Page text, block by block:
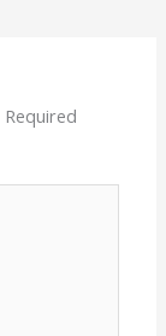
Required